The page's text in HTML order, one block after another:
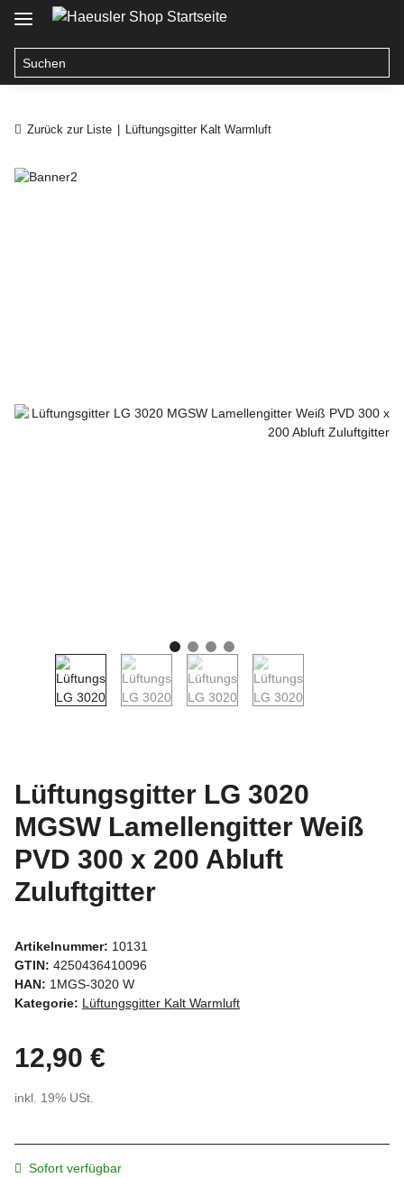
Zurück zur Liste Lüftungsgitter Kalt Warmluft
Lüftungsgitter LG 3020
MGSW Lamellengitter Weiß
PVD 300 x 200 Abluft
Zuluftgitter
Artikelnummer: 10131
GTIN: 4250436410096
HAN: 1MGS-3020 W
Kategorie: Lüftungsgitter Kalt Warmluft
12,90 €
inkl. 19% USt.
Sofort verfügbar